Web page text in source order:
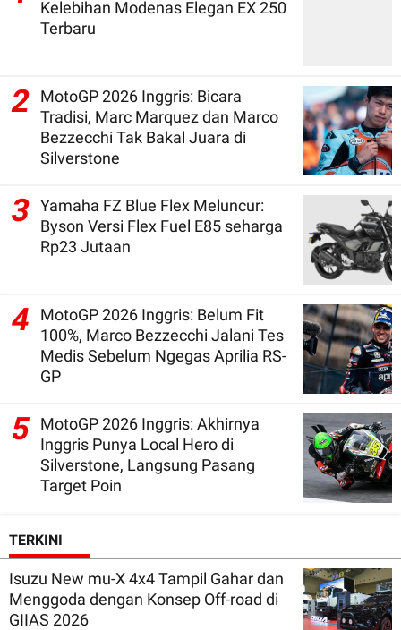
Kelebihan Modenas Elegan EX 250
Terbaru
2
MotoGP 2026 Inggris: Bicara
Tradisi, Marc Marquez dan Marco
Bezzecchi Tak Bakal Juara di
Silverstone
3 Yamaha FZ Blue Flex Meluncur:
Byson Versi Flex Fuel E85 seharga
Rp23 Jutaan
4
MotoGP 2026 Inggris: Belum Fit
100%, Marco Bezzecchi Jalani Tes
Medis Sebelum Ngegas Aprilia RS-
GP
5 MotoGP 2026 Inggris: Akhirnya
Inggris Punya Local Hero di
Silverstone, Langsung Pasang
Target Poin
TERKINI
Isuzu New mu-X 4x4 Tampil Gahar dan
Menggoda dengan Konsep Off-road di
GIIAS 2026